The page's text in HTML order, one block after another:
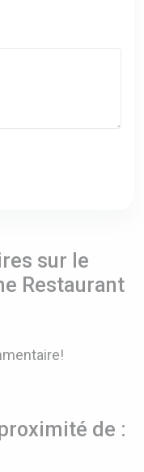
sur le
Restaurant
de :